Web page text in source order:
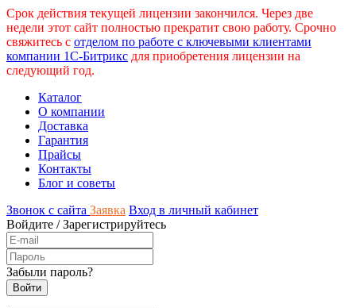
Срок действия текущей лицензии закончился. Через две
недели этот сайт полностью прекратит свою работу. Срочно
свяжитесь с отделом по работе с ключевыми клиентами
компании 1С-Битрикс для приобретения лицензии на
следующий год.
Каталог
О компании
Доставка
Гарантия
Прайсы
Контакты
Блог и советы
Звонок с сайта Заявка Вход в личный кабинет
Войдите /Зарегистрируйтесь
Забыли пароль?